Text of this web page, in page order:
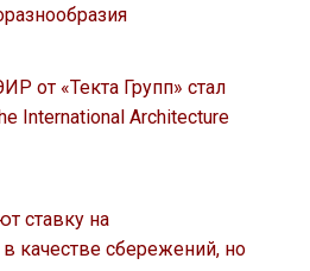
от «Текта Групп» стал
International Architecture
ставку на
качестве сбережений, но